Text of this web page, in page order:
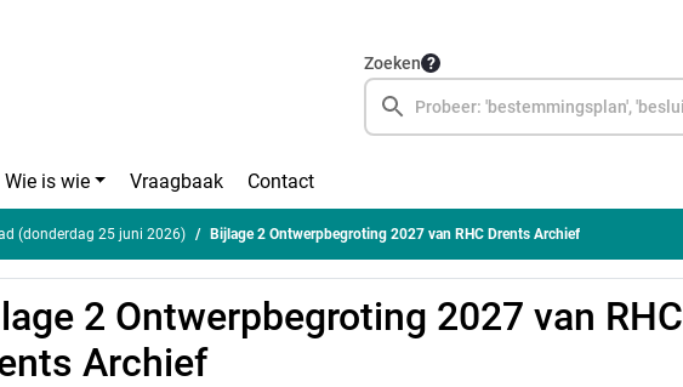
Zoeken
Wie is wie Vraagbaak Contact
(donderdag 25 juni 2026) Bijlage 2 Ontwerpbegroting 2027 van RHC Drents Archief
2 Ontwerpbegroting 2027 van RHC
Archief